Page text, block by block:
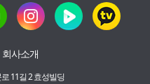
회사소개
11길 2 효성빌딩